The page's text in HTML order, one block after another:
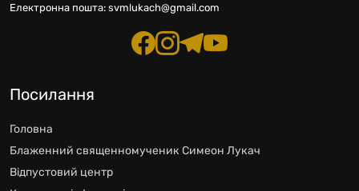
Електронна пошта: svmlukach@gmail.com
Посилання
Головна
Блаженний священномученик Симеон Лукач
Відпустовий центр